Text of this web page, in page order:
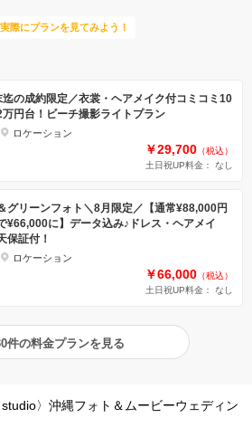
際にプランを見てみよう！
迄の成約限定／衣裳・ヘアメイク付コミコミ10
万円台！ビーチ撮影ライトプラン
ロケーション
￥29,700 （税込）
土日祝UP料金： なし
グリーンフォト＼8月限定／【通常¥88,000円
¥66,000に】データ込み♪ドレス・ヘアメイ
保証付！
ロケーション
￥66,000 （税込）
土日祝UP料金： なし
件の料金プランを見る
〉沖縄フォト＆ムービーウェディン